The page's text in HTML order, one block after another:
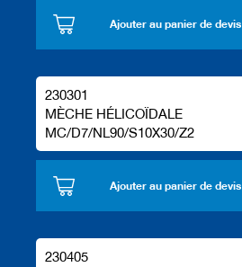
Ajouter au panier de devis
230301
MÈCHE HÉLICOÏDALE
MC/D7/NL90/S10X30/Z2
Ajouter au panier de devis
230405